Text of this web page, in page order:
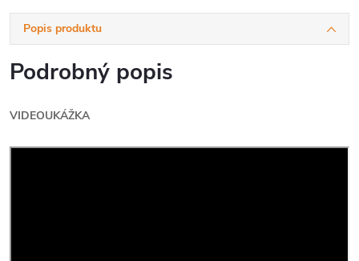
Popis produktu
Podrobný popis
VIDEOUKÁŽKA